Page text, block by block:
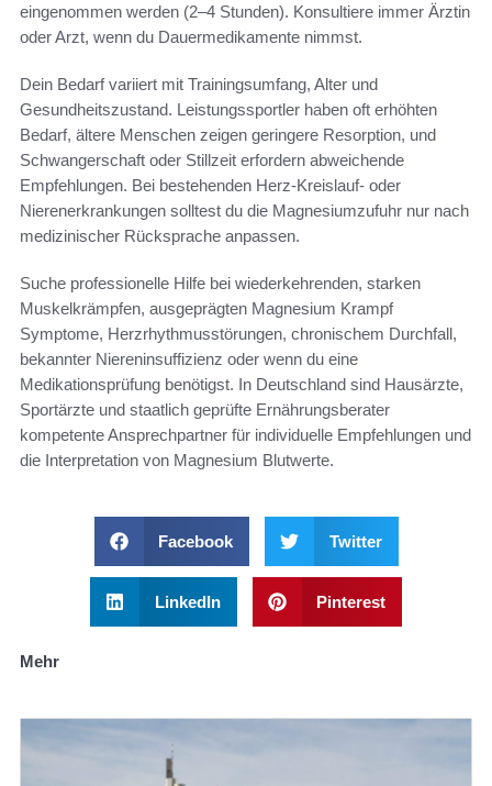
eingenommen werden (2–4 Stunden). Konsultiere immer Ärztin
oder Arzt, wenn du Dauermedikamente nimmst.
Dein Bedarf variiert mit Trainingsumfang, Alter und
Gesundheitszustand. Leistungssportler haben oft erhöhten
Bedarf, ältere Menschen zeigen geringere Resorption, und
Schwangerschaft oder Stillzeit erfordern abweichende
Empfehlungen. Bei bestehenden Herz-Kreislauf- oder
Nierenerkrankungen solltest du die Magnesiumzufuhr nur nach
medizinischer Rücksprache anpassen.
Suche professionelle Hilfe bei wiederkehrenden, starken
Muskelkrämpfen, ausgeprägten Magnesium Krampf
Symptome, Herzrhythmusstörungen, chronischem Durchfall,
bekannter Niereninsuffizienz oder wenn du eine
Medikationsprüfung benötigst. In Deutschland sind Hausärzte,
Sportärzte und staatlich geprüfte Ernährungsberater
kompetente Ansprechpartner für individuelle Empfehlungen und
die Interpretation von Magnesium Blutwerte.
Facebook Twitter
LinkedIn Pinterest
Mehr